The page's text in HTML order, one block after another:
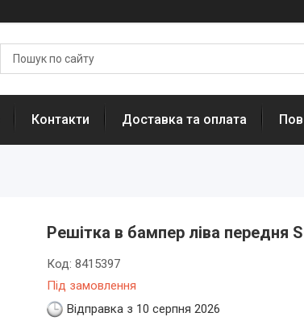
Контакти Доставка та оплата
Решітка в бампер ліва передня
Під замовлення
Код:8415397
Відправка з 10 серпня 2026